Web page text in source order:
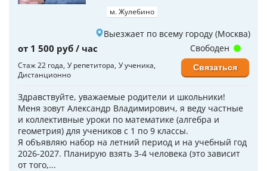
м. Жулебино
Выезжает по всему городу (Москва)
от 1 500 руб / час
Стаж 22 года У репетитора У ученика
Дистанционно
Здравствуйте, уважаемые родители и школьники!
Меня зовут Александр Владимирович, я веду частные
и коллективные уроки по математике (алгебра и
геометрия) для учеников с 1 по 9 классы.
Я объявляю набор на летний период и на учебный год
2026-2027. Планирую взять 3-4 человека (это зависит
от того,...
Свободен
Связаться